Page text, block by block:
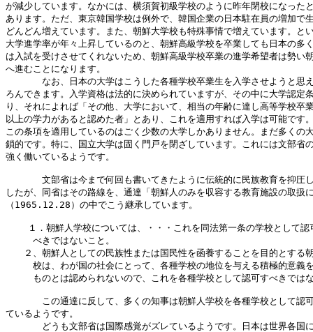
が減少しています。なかには、横須賀初級学校のように昨年閉校になった
あります。ただ、東京韓国学校は例外で、韓国企業の日本駐在員の増加で
どんどん増えています。また、朝鮮大学校も特殊事情で増えています。と
大学進学率が年々上昇しているのと、朝鮮高級学校を卒業しても日本の多
は入試を受けさせてくれないため、朝鮮高級学校卒業の進学希望者は勢い
へ進むことになります。
なお、日本の大学はこうした各種学校卒業生を入学させようと思
ろんできます。入学資格は法的に決められていますが、その中に大学認定
り、それによれば「その他、大学において、相当の年齢に達し高等学校卒
以上の学力があると認めた者」とあり、これを適用すれば入学は可能です
この条項を適用しているのはごく少数の大学しかありません。まだ多くの
鎖的です。特に、国立大学は固く門戸を閉ざしています。これには文部省
強く働いているようです。
文部省は今まで何回も書いてきたように伝統的に民族教育を抑圧
したが、同省はその路線を、通達「朝鮮人のみを収容する教育施設の取扱
（1965.12.28）の中でこう継承しています。
１．朝鮮人学校については、・・・これを同法第一条の学校として認
べきではないこと。
２、朝鮮人としての民族性または国民性を函養することを目的とする
校は、わが国の社会にとって、各種学校の地位を与える積極的意義
ものとは認められないので、これを各種学校として認可すべきでは
この通達に反して、多くの知事は朝鮮人学校を各種学校として認
ているようです。
どうも文部省は国際感覚がズレているようです。日本は世界各国